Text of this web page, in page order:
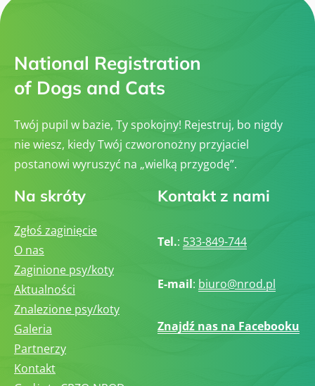
National Registration
of Dogs and Cats
Twój pupil w bazie, Ty spokojny! Rejestruj, bo nigdy
nie wiesz, kiedy Twój czworonożny przyjaciel
postanowi wyruszyć na „wielką przygodę”.
Na skróty
Zgłoś zaginięcie
O nas
Zaginione psy/koty
Aktualności
Znalezione psy/koty
Galeria
Partnerzy
Kontakt
Kontakt z nami
Tel.: 533-849-744
E-mail: biuro@nrod.pl
Znajdź nas na Facebooku